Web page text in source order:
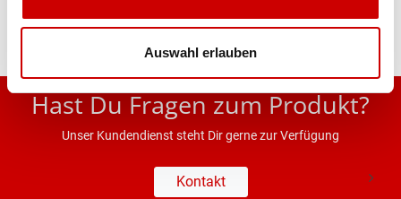
Auswahl erlauben
* UVP des Herstellers; Alle Preisangaben inkl. MwSt.
Hast Du Fragen zum Produkt?
Unser Kundendienst steht Dir gerne zur Verfügung
Kontakt